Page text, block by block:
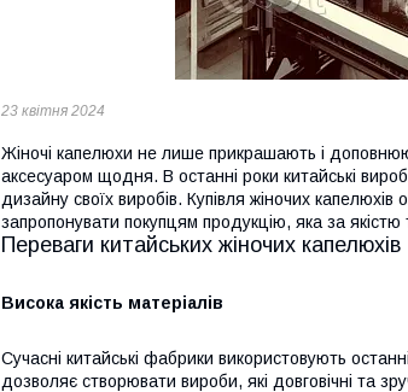
23 квітня 2024
Жіночі капелюхи не лише прикрашають і
аксесуаром щодня. В останні роки китайські
дизайну своїх виробів. Купівля жіночих
запропонувати покупцям продукцію, яка за
Переваги китайських жіночих капелюхів
Висока якість матеріалів
Сучасні китайські фабрики використовують
дозволяє створювати вироби, які довговічні та